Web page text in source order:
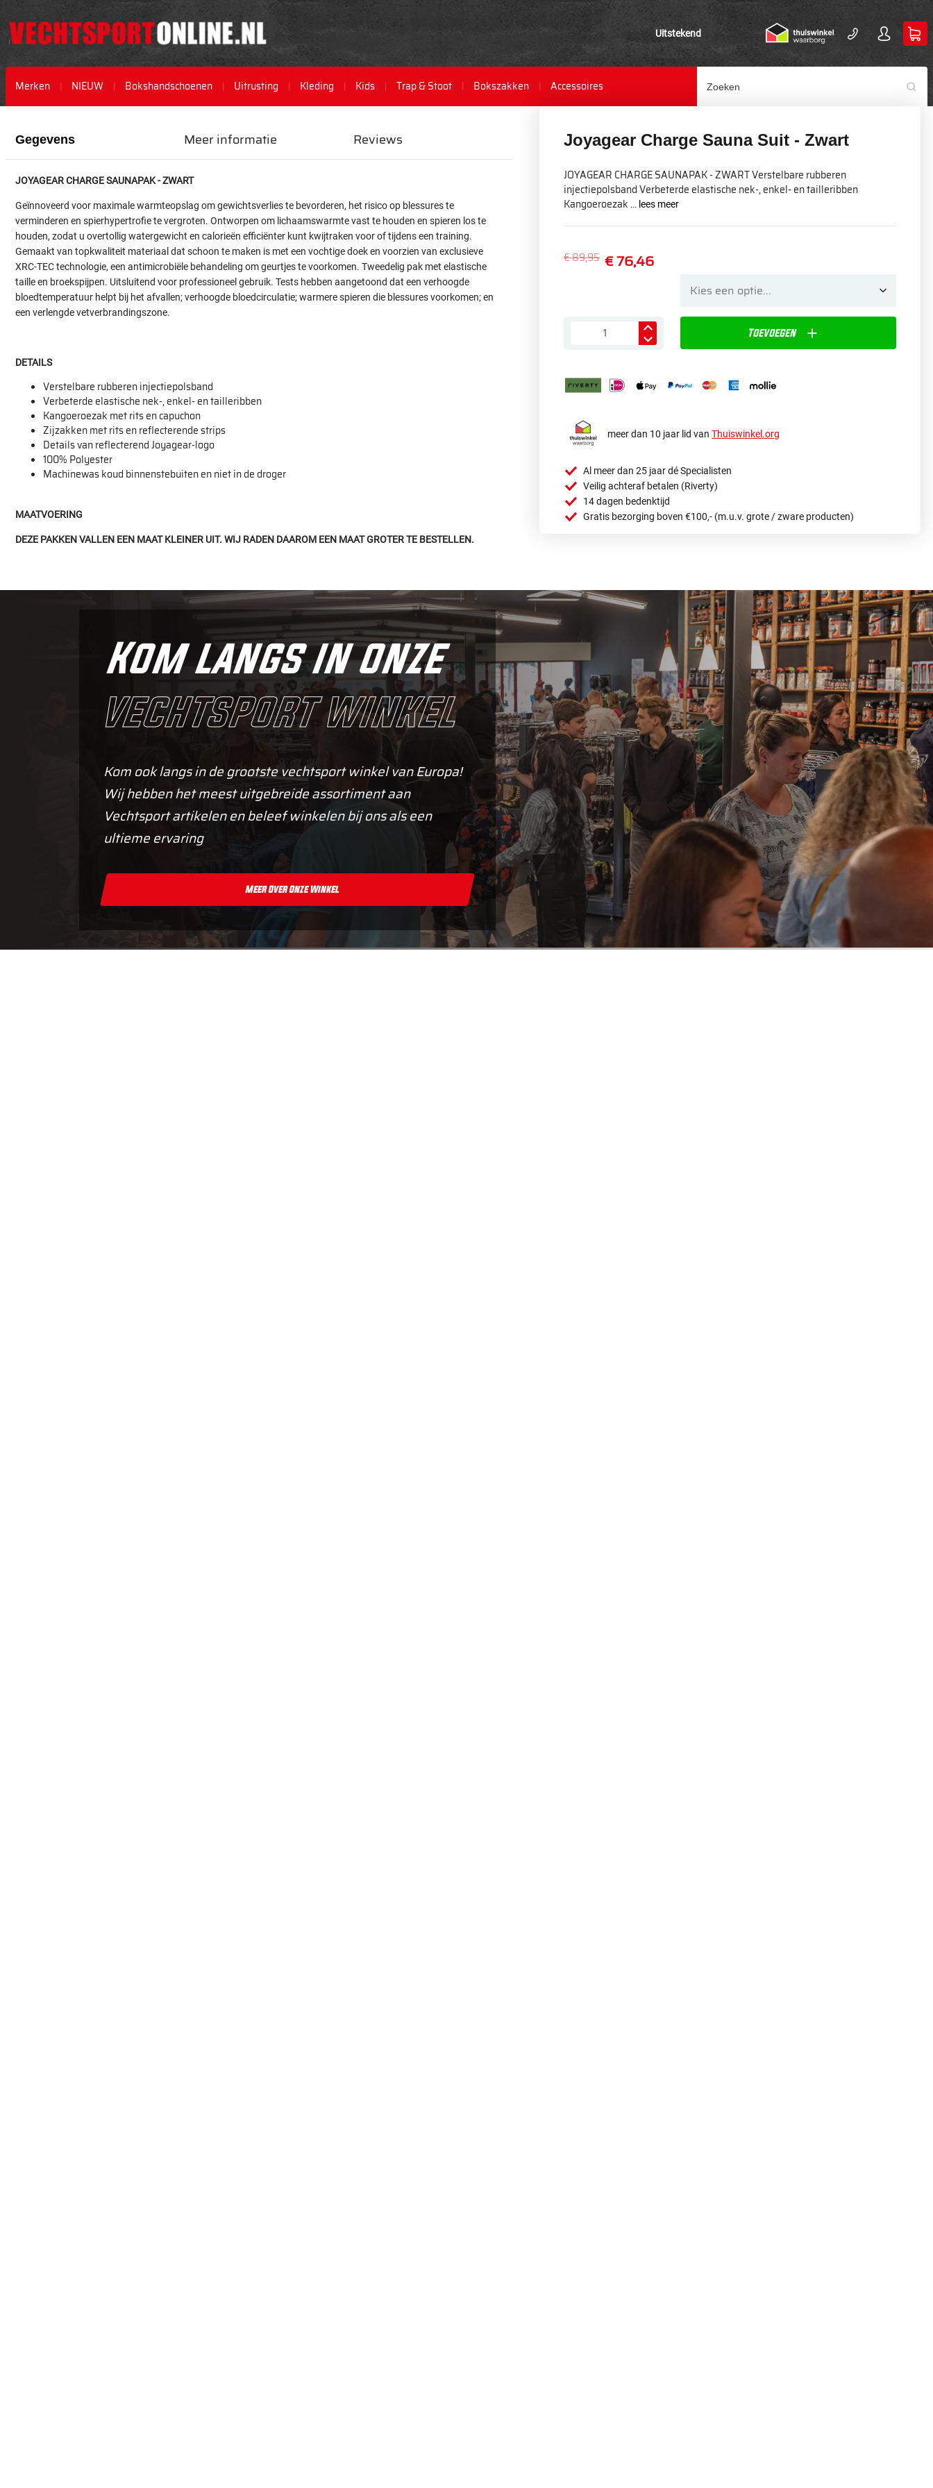
Uitstekend
Merken NIEUW Bokshandschoenen Uitrusting Kleding Kids Trap & Stoot Bokszakken Accessoires
het
afbeeldingen-
het
afbeeldingen-
Joyagear Charge Sauna Suit - Zwart
JOYAGEAR CHARGE SAUNAPAK - ZWART Verstelbare rubberen
injectiepolsband Verbeterde elastische nek-, enkel- en tailleribben
Kangoeroezak ... lees meer
€ 76,46
€ 89,95
Toevoegen
meer dan 10 jaar lid vanThuiswinkel.org
Al meer dan 25 jaar dé Specialisten
Veilig achteraf betalen (Riverty)
14 dagen bedenktijd
Gratis bezorging boven €100,- (m.u.v. grote / zware producten)
Gegevens
JOYAGEAR CHARGE SAUNAPAK - ZWART
Geïnnoveerd voor maximale warmteopslag om gewichtsverlies te bevorderen, het risico op blessures te
verminderen en spierhypertrofie te vergroten. Ontworpen om lichaamswarmte vast te houden en spieren los te
houden, zodat u overtollig watergewicht en calorieën efficiënter kunt kwijtraken voor of tijdens een training.
Gemaakt van topkwaliteit materiaal dat schoon te maken is met een vochtige doek en voorzien van exclusieve
XRC-TEC technologie, een antimicrobiële behandeling om geurtjes te voorkomen. Tweedelig pak met elastische
taille en broekspijpen. Uitsluitend voor professioneel gebruik. Tests hebben aangetoond dat een verhoogde
bloedtemperatuur helpt bij het afvallen; verhoogde bloedcirculatie; warmere spieren die blessures voorkomen; en
een verlengde vetverbrandingszone.
DETAILS
Verstelbare rubberen injectiepolsband
Verbeterde elastische nek-, enkel- en tailleribben
Kangoeroezak met rits en capuchon
Zijzakken met rits en reflecterende strips
Details van reflecterend Joyagear-logo
100% Polyester
Machinewas koud binnenstebuiten en niet in de droger
MAATVOERING
DEZE PAKKEN VALLEN EEN MAAT KLEINER UIT. WIJ RADEN DAAROM EEN MAAT GROTER TE BESTELLEN.
Meer informatie Reviews
Kom langs in onze
vechtsport winkel
Kom ook langs in de grootste vechtsport winkel van Europa!
Wij hebben het meest uitgebreide assortiment aan
Vechtsport artikelen en beleef winkelen bij ons als een
ultieme ervaring
Meer Over Onze Winkel